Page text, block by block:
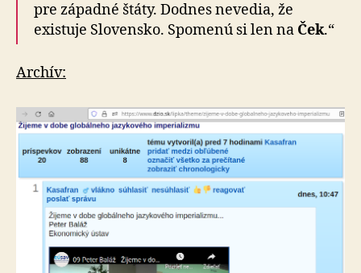
pre západné štáty. Dod­nes ne­ve­dia, že
existuje Slo­ven­sko. Spo­me­nú si len na Ček.“
Archív: